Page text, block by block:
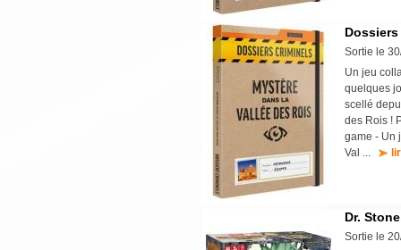
Sortie le
Un jeu
quelques
scellé
des Rois !
game - Un
Val ...
Dr.
Sortie le